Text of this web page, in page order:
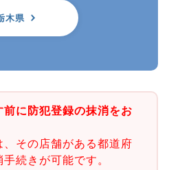
木県
に防犯登録の抹消をお
その店舗がある都道府
続きが可能です。